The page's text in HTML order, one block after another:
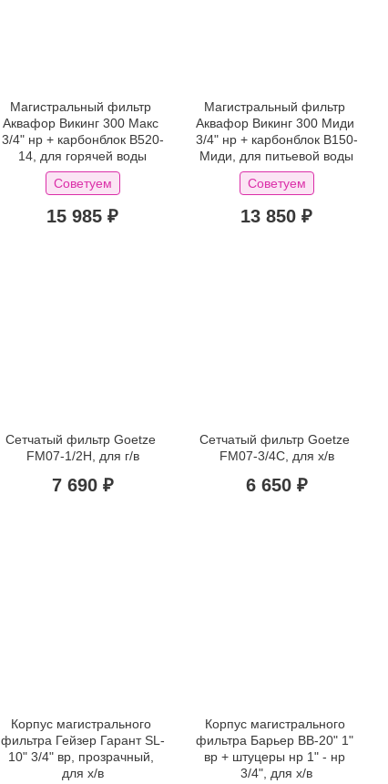
Магистральный фильтр
Аквафор Викинг 300 Макс
3/4" нр + карбонблок B520-
14, для горячей воды
Советуем
15 985 ₽
Магистральный фильтр
Аквафор Викинг 300 Миди
3/4" нр + карбонблок B150-
Миди, для питьевой воды
Советуем
13 850 ₽
Сетчатый фильтр Goetze
FM07-1/2H, для г/в
7 690 ₽
Сетчатый фильтр Goetze
FM07-3/4C, для х/в
6 650 ₽
Корпус магистрального
фильтра Гейзер Гарант SL-
10" 3/4" вр, прозрачный,
для х/в
Корпус магистрального
фильтра Барьер BB-20" 1"
вр + штуцеры нр 1" - нр
3/4", для х/в